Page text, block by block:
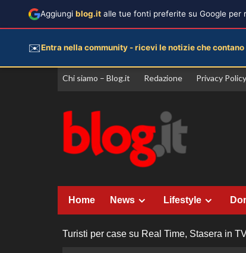
Vai
Chi siamo – Blog.it Redazione Privacy Policy
Home News Lifestyle
Turisti per case su Real Time, Stasera in
Aggiungi blog.it alle tue fonti preferite su Google per
✉️Entra nella community - ricevi le notizie che contano